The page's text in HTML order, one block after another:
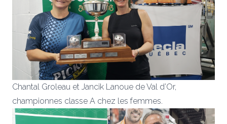
Chantal Groleau et Jancik Lanoue de Val d’Or,
championnes classe A chez les femmes.